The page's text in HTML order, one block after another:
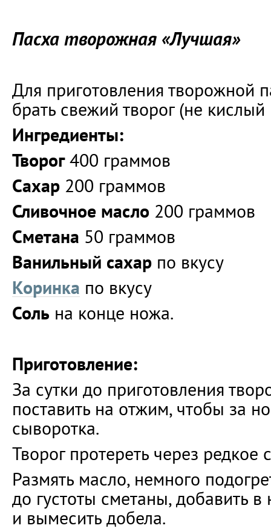
Пасха творожная «Лучшая»
Для приготовления творожной
брать свежий творог (не кислый
Ингредиенты:
Творог400 граммов
Сахар 200 граммов
Сливочное масло 200 граммов
Сметана 50 граммов
Ванильный сахар по вкусу
Коринка по вкусу
Соль на конце ножа.
Приготовление:
За сутки до приготовления
поставить на отжим, чтобы за
сыворотка.
Творог протереть через редкое
Размять масло, немного
до густоты сметаны, добавить в
и вымесить добела.